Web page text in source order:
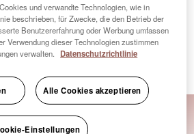
und verwandte Technologien, wie in
beschrieben, für Zwecke, die den Betrieb der
Benutzererfahrung oder Werbung umfassen
Verwendung dieser Technologien zustimmen
verwalten.
Datenschutzrichtlinie
Alle Cookies akzeptieren
Einstellungen